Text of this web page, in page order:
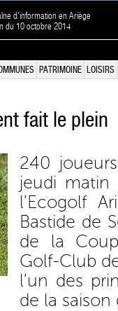
d'information en Ariège
du 10 octobre 2014
PATRIMOINE LOISIRS
fait le plein
240
jeudi matin
l'Ecogolf
Bastide de
de la
Golf-Club
l'un des
de la